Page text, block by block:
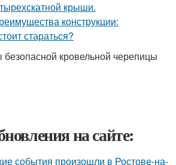
безопасной кровельной черепицы
на сайте:
события произошли в Ростове-на-